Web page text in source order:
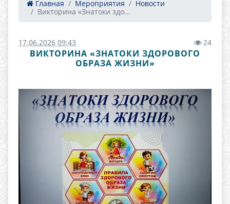
Главная Мероприятия
Новости
Викторина «Знатоки здо...
17.06.2026 09:43 24
ВИКТОРИНА «ЗНАТОКИ ЗДОРОВОГО
ОБРАЗА ЖИЗНИ»